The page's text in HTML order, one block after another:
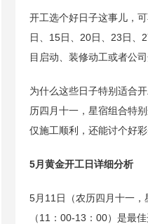
开工选个好日子这事儿，
日、15日、20日、23日、
目启动、装修动工或者公
为什么这些日子特别适合
历四月十一，星宿组合特
仅施工顺利，还能讨个好
5月黄金开工日详细分析
5月11日（农历四月十一
（11：00-13：00）是最